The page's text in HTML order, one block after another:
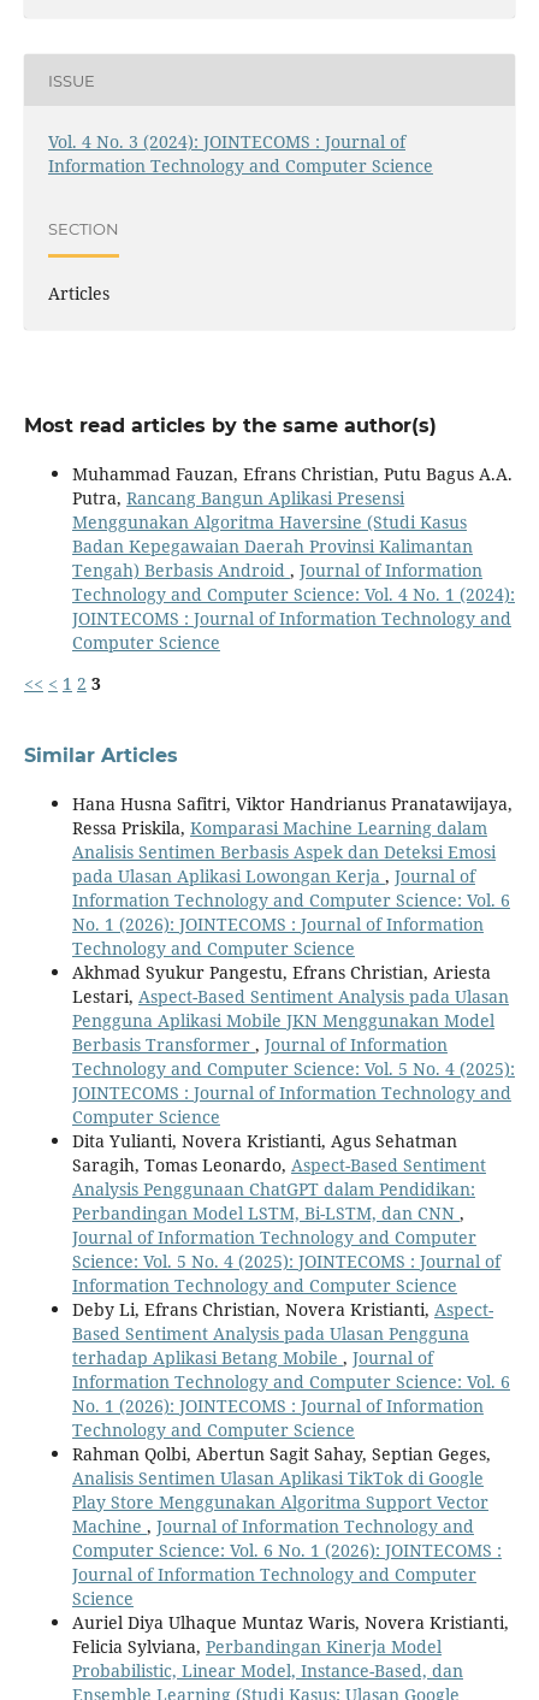
ISSUE
Vol. 4 No. 3 (2024): JOINTECOMS : Journal of
Information Technology and Computer Science
SECTION
Articles
Most read articles by the same author(s)
Muhammad Fauzan, Efrans Christian, Putu Bagus A.A.
Putra, Rancang Bangun Aplikasi Presensi
Menggunakan Algoritma Haversine (Studi Kasus
Badan Kepegawaian Daerah Provinsi Kalimantan
Tengah) Berbasis Android , Journal of Information
Technology and Computer Science: Vol. 4 No. 1 (2024):
JOINTECOMS : Journal of Information Technology and
Computer Science
<< < 1 2 3
Similar Articles
Hana Husna Safitri, Viktor Handrianus Pranatawijaya,
Ressa Priskila, Komparasi Machine Learning dalam
Analisis Sentimen Berbasis Aspek dan Deteksi Emosi
pada Ulasan Aplikasi Lowongan Kerja , Journal of
Information Technology and Computer Science: Vol. 6
No. 1 (2026): JOINTECOMS : Journal of Information
Technology and Computer Science
Akhmad Syukur Pangestu, Efrans Christian, Ariesta
Lestari, Aspect-Based Sentiment Analysis pada Ulasan
Pengguna Aplikasi Mobile JKN Menggunakan Model
Berbasis Transformer , Journal of Information
Technology and Computer Science: Vol. 5 No. 4 (2025):
JOINTECOMS : Journal of Information Technology and
Computer Science
Dita Yulianti, Novera Kristianti, Agus Sehatman
Saragih, Tomas Leonardo, Aspect-Based Sentiment
Analysis Penggunaan ChatGPT dalam Pendidikan:
Perbandingan Model LSTM, Bi-LSTM, dan CNN ,
Journal of Information Technology and Computer
Science: Vol. 5 No. 4 (2025): JOINTECOMS : Journal of
Information Technology and Computer Science
Deby Li, Efrans Christian, Novera Kristianti, Aspect-
Based Sentiment Analysis pada Ulasan Pengguna
terhadap Aplikasi Betang Mobile , Journal of
Information Technology and Computer Science: Vol. 6
No. 1 (2026): JOINTECOMS : Journal of Information
Technology and Computer Science
Rahman Qolbi, Abertun Sagit Sahay, Septian Geges,
Analisis Sentimen Ulasan Aplikasi TikTok di Google
Play Store Menggunakan Algoritma Support Vector
Machine , Journal of Information Technology and
Computer Science: Vol. 6 No. 1 (2026): JOINTECOMS :
Journal of Information Technology and Computer
Science
Auriel Diya Ulhaque Muntaz Waris, Novera Kristianti,
Felicia Sylviana, Perbandingan Kinerja Model
Probabilistic, Linear Model, Instance-Based, dan
Ensemble Learning (Studi Kasus: Ulasan Google